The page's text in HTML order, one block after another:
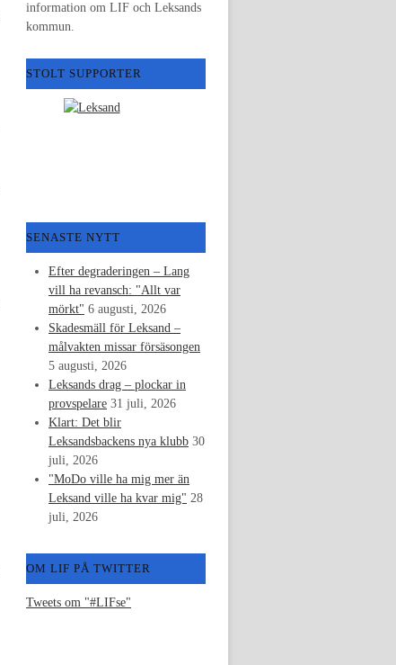
information om LIF och Leksands
kommun.
STOLT SUPPORTER
SENASTE NYTT
Efter degraderingen – Lang
vill ha revansch: "Allt var
mörkt" 6 augusti, 2026
Skadesmäll för Leksand –
målvakten missar försäsongen
5 augusti, 2026
Leksands drag – plockar in
provspelare 31 juli, 2026
Klart: Det blir
Leksandsbackens nya klubb 30
juli, 2026
"MoDo ville ha mig mer än
Leksand ville ha kvar mig" 28
juli, 2026
OM LIF PÅ TWITTER
Tweets om "#LIFse"